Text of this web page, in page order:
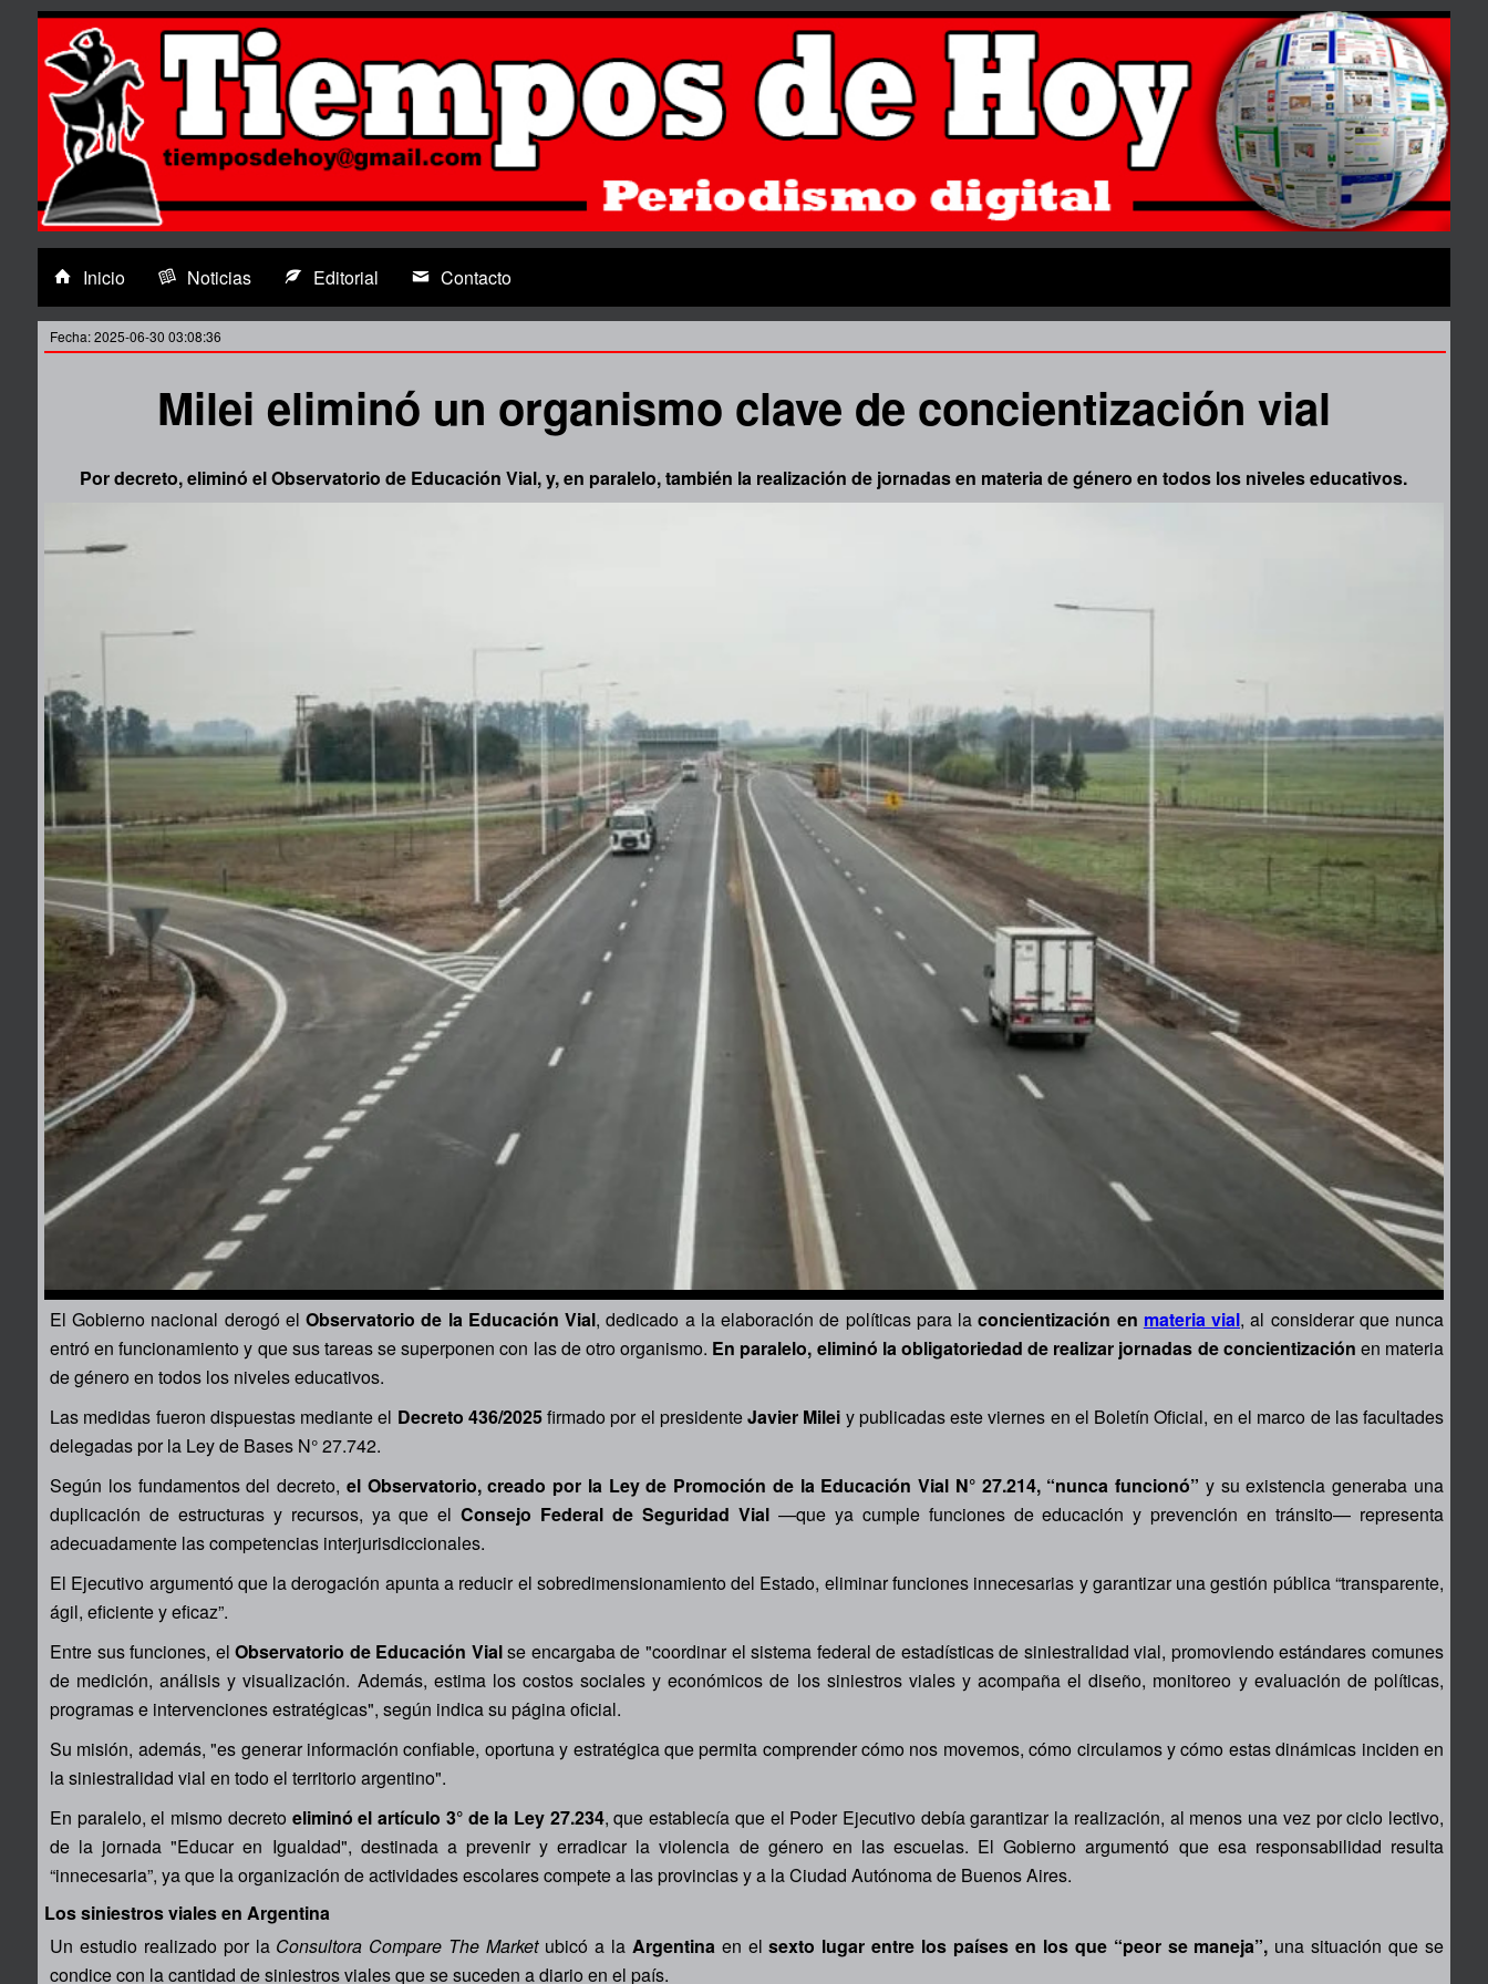
Inicio Noticias Editorial Contacto
Fecha: 2025-06-30 03:08:36
Milei eliminó un organismo clave de concientización vial
Por decreto, eliminó el Observatorio de Educación Vial, y, en paralelo, también la realización de jornadas en materia de género en todos los niveles educativos.
El Gobierno nacional derogó elObservatorio de la Educación Vial, dedicado a la elaboración de políticas para la concientización en materia vial, al considerar que nunca
entró en funcionamiento y que sus tareas se superponen con las de otro organismo. En paralelo, eliminó la obligatoriedad de realizar jornadas de concientización en materia
de género en todos los niveles educativos.
Las medidas fueron dispuestas mediante el Decreto 436/2025firmado por el presidenteJavier Milei y publicadas este viernes en el Boletín Oficial, en el marco de las facultades
delegadas por la Ley de Bases N° 27.742.
Según los fundamentos del decreto, el Observatorio, creado por la Ley de Promoción de la Educación Vial N° 27.214, “nunca funcionó” y su existencia generaba una
duplicación de estructuras y recursos, ya que elConsejo Federal de Seguridad Vial—que ya cumple funciones de educación y prevención en tránsito— representa
adecuadamente las competencias interjurisdiccionales.
El Ejecutivo argumentó que la derogación apunta a reducir el sobredimensionamiento del Estado, eliminar funciones innecesarias y garantizar una gestión pública “transparente,
ágil, eficiente y eficaz”.
Entre sus funciones, elObservatorio de Educación Vialse encargaba de "coordinar el sistema federal de estadísticas de siniestralidad vial, promoviendo estándares comunes
de medición, análisis y visualización. Además, estima los costos sociales y económicos de los siniestros viales y acompaña el diseño, monitoreo y evaluación de políticas,
programas e intervenciones estratégicas", según indica su página oficial.
Su misión, además, "es generar información confiable, oportuna y estratégica que permita comprender cómo nos movemos, cómo circulamos y cómo estas dinámicas inciden en
la siniestralidad vial en todo el territorio argentino".
En paralelo, el mismo decreto eliminó el artículo 3° de la Ley 27.234, que establecía que el Poder Ejecutivo debía garantizar la realización, al menos una vez por ciclo lectivo,
de la jornada "Educar en Igualdad", destinada a prevenir y erradicar la violencia de género en las escuelas. El Gobierno argumentó que esa responsabilidad resulta
“innecesaria”, ya que la organización de actividades escolares compete a las provincias y a la Ciudad Autónoma de Buenos Aires.
Los siniestros viales en Argentina
Un estudio realizado por laConsultora Compare The Market ubicó a la Argentina en elsexto lugar entre los países en los que “peor se maneja”, una situación que se
condice con la cantidad de siniestros viales que se suceden a diario en el país.